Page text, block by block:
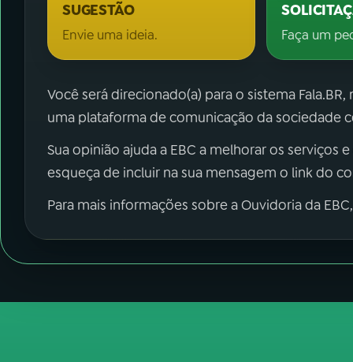
SUGESTÃO
Envie uma ideia. Faça um
Você será direcionado(a) para o sistema
uma plataforma de comunicação da sociedade
Sua opinião ajuda a EBC a melhorar os
esqueça de incluir na sua mensagem o link do
Para mais informações sobre a Ouvidoria da